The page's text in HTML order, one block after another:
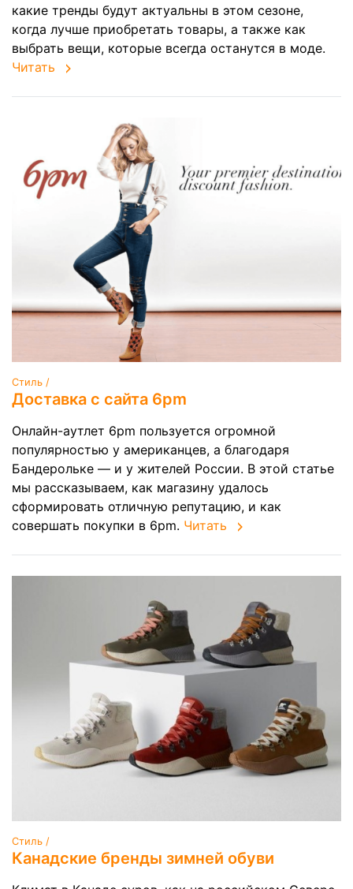
какие тренды будут актуальны в этом сезоне,
когда лучше приобретать товары, а также как
выбрать вещи, которые всегда останутся в моде.
Читать
Стиль /
Доставка с сайта 6pm
Онлайн-аутлет 6pm пользуется огромной
популярностью у американцев, а благодаря
Бандерольке — и у жителей России. В этой статье
мы рассказываем, как магазину удалось
сформировать отличную репутацию, и как
совершать покупки в 6pm. Читать
Стиль /
Канадские бренды зимней обуви